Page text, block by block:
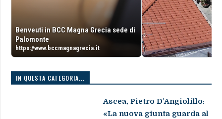
Benveuti in BCC Magna Grecia sede di
Palomonte
https://www.bccmagnagrecia.it
IN QUESTA CATEGORIA...
Ascea, Pietro D’Angiolillo:
«La nuova giunta guarda al